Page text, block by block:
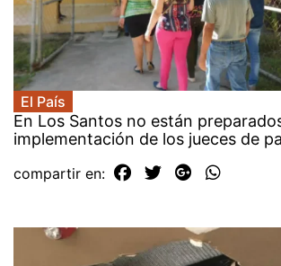
El País
En Los Santos no están
implementación de los jueces de
compartir en: